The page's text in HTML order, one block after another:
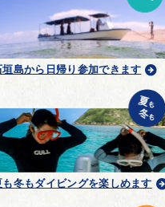
垣島から日帰り参加できます
も冬もダイビングを楽しめます